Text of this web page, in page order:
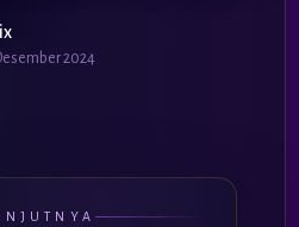
2024